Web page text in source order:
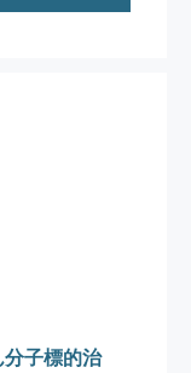
子標的治